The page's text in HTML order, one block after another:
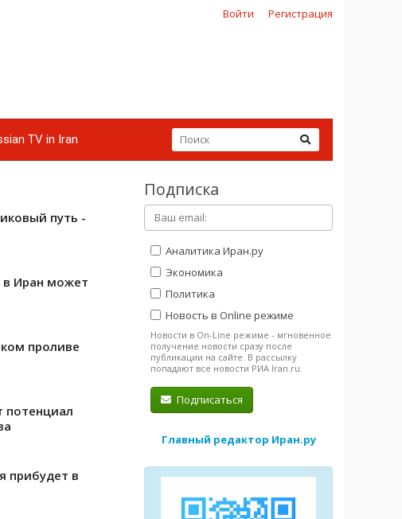
Войти Регистрация
TV in Iran
путь -
в Иран может
проливе
потенциал
прибудет в
Подписка
Аналитика Иран.ру
Экономика
Политика
Новость в Online режиме
Новости в On-Line режиме - мгновенное
получение новости сразу после
публикации на сайте. В рассылку
попадают все новости РИА Iran.ru.
Подписаться
Главный редактор Иран.ру